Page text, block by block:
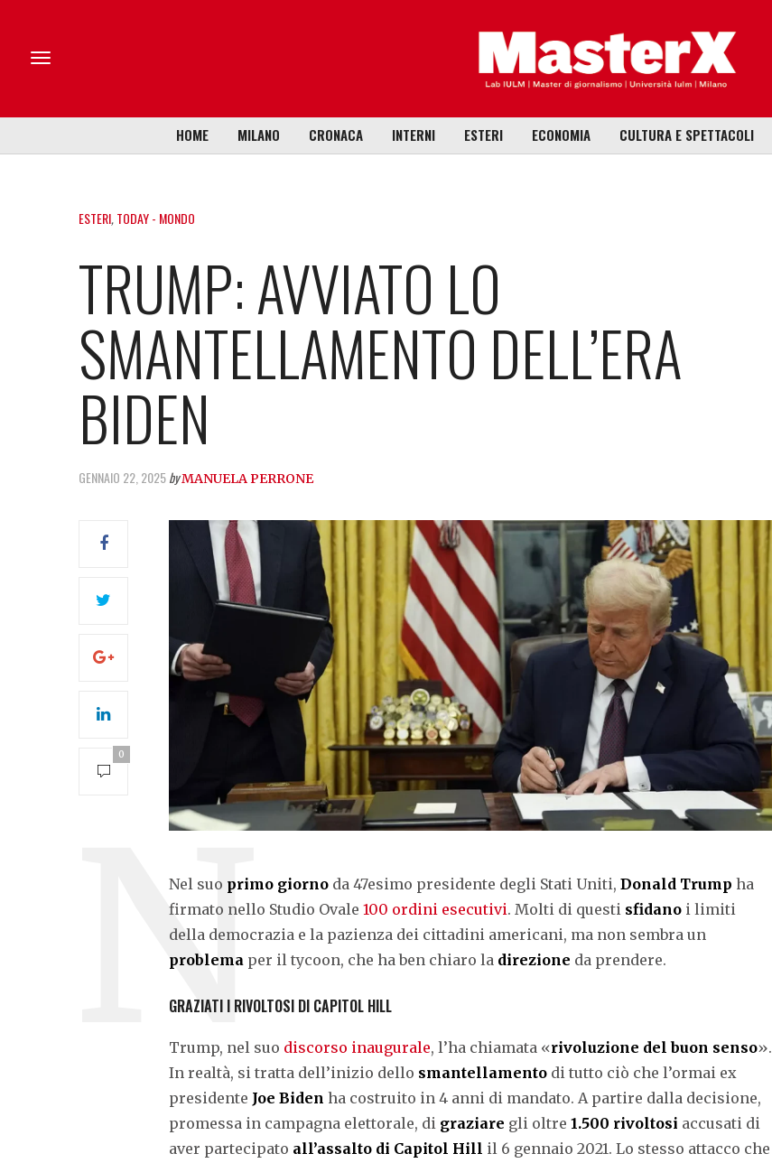
HOME MILANO CRONACA INTERNI ESTERI ECONOMIA CULTURA E SPETTACOLI
ESTERI,TODAY - MONDO
TRUMP: AVVIATO LO
SMANTELLAMENTO DELL’ERA
BIDEN
GENNAIO 22, 2025byMANUELA PERRONE
0
Nel suo primo giorno da 47esimo presidente degli Stati Uniti, Donald Trump ha
firmato nello Studio Ovale 100 ordini esecutivi. Molti di questi sfidano i limiti
della democrazia e la pazienza dei cittadini americani, ma non sembra un
problema per il tycoon, che ha ben chiaro la direzione da prendere.
GRAZIATI I RIVOLTOSI DI CAPITOL HILL
Trump, nel suo discorso inaugurale, l’ha chiamata «rivoluzione del buon senso».
In realtà, si tratta dell’inizio dello smantellamento di tutto ciò che l’ormai ex
presidente Joe Biden ha costruito in 4 anni di mandato. A partire dalla decisione,
promessa in campagna elettorale, di graziare gli oltre 1.500 rivoltosi accusati di
aver partecipato all’assalto di Capitol Hill il 6 gennaio 2021. Lo stesso attacco che